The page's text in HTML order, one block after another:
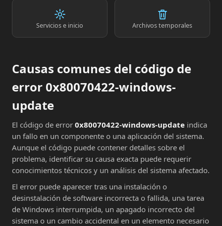
Servicios e inicio Archivos temporales
Causas comunes del código de
error 0x80070422-windows-
update
El código de error 0x80070422-windows-update indica
un fallo en un componente o una aplicación del sistema.
Aunque el código puede contener detalles sobre el
problema, identificar su causa exacta puede requerir
conocimientos técnicos y un análisis del sistema afectado.
El error puede aparecer tras una instalación o
desinstalación de software incorrecta o fallida, una tarea
de Windows interrumpida, un apagado incorrecto del
sistema o un cambio accidental en un elemento necesario